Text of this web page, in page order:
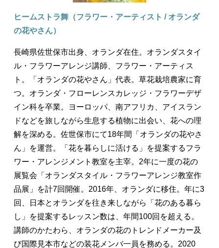
ヒームストラ舞（フラワー・アーティスト / オランダ
の花やさん）
長崎県佐世保市出身、オランダ在住。オランダスタイ
ル・フラワーアレンジ講師、フラワー・アーティス
ト。「オランダの花やさん」代表。草花栽培農家に育
つ。オランダ・フローレンスカレッジ・フラワーデザ
イン科を卒業。ヨーロッパ、南アフリカ、アイスラン
ドなどを旅しながら生息する植物に出会い、花への理
解を深める。佐世保市にて18年間「オランダの花やさ
ん」を運営。「花を暮らしに活ける」を提案するフラ
ワー・アレンジメント教室を主宰。2年に一度の花の
展覧会「オランダスタイル・フラワーアレンジ教室作
品展」を計7回開催。2016年、オランダに移住。年に3
回、日本とオランダを往き来しながら「花のある暮ら
し」を提案するレッスン数は、年間100回を超える。
講師のかたわら、オランダの花のトレンドメーカー及
び国際見本市などの装花メンバ一員を務める。2020